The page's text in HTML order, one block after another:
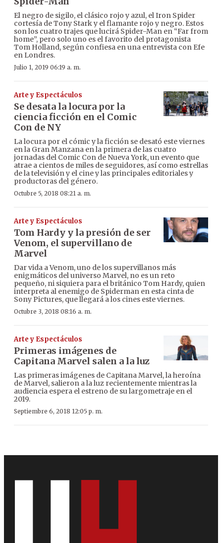
El negro de sigilo, el clásico rojo y azul, el Iron Spider
cortesía de Tony Stark y el flamante rojo y negro. Estos
son los cuatro trajes que lucirá Spider-Man en “Far from
home”, pero solo uno es el favorito del protagonista
Tom Holland, según confiesa en una entrevista con Efe
en Londres.
Julio 1, 2019 06:19 a. m.
Arte y Espectáculos
Se desata la locura por la
ciencia ficción en el Comic
Con de NY
La locura por el cómic y la ficción se desató este viernes
en la Gran Manzana en la primera de las cuatro
jornadas del Comic Con de Nueva York, un evento que
atrae a cientos de miles de seguidores, así como estrellas
de la televisión y el cine y las principales editoriales y
productoras del género.
Octubre 5, 2018 08:21 a. m.
Arte y Espectáculos
Tom Hardy y la presión de ser
Venom, el supervillano de
Marvel
Dar vida a Venom, uno de los supervillanos más
enigmáticos del universo Marvel, no es un reto
pequeño, ni siquiera para el británico Tom Hardy, quien
interpreta al enemigo de Spiderman en esta cinta de
Sony Pictures, que llegará a los cines este viernes.
Octubre 3, 2018 08:16 a. m.
Arte y Espectáculos
Primeras imágenes de
Capitana Marvel salen a la luz
Las primeras imágenes de Capitana Marvel, la heroína
de Marvel, salieron a la luz recientemente mientras la
audiencia espera el estreno de su largometraje en el
2019.
Septiembre 6, 2018 12:05 p. m.